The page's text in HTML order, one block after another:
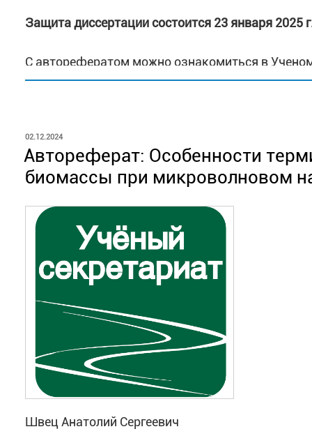
Защита диссертации состоится 23 января 2025
С авторефератом можно ознакомиться в
ОПУБЛИКОВАНО
02.12.2024
Автореферат: Особенности
биомассы при микроволновом
Швец Анатолий Сергеевич